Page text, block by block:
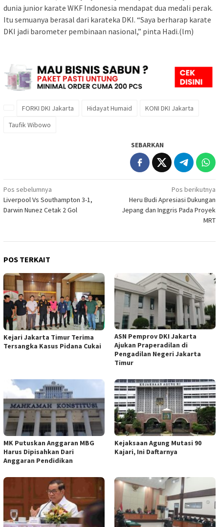
dunia junior karate WKF Indonesia mendapat dua medali perak.
Itu semuanya berasal dari karateka DKI. “Saya berharap karate
DKI jadi barometer pembinaan nasional,” pinta Hadi.(lm)
FORKI DKI Jakarta Hidayat Humaid
KONI DKI Jakarta
Taufik Wibowo
SEBARKAN
Navigasi
pos
Pos sebelumnya
Liverpool Vs Southampton 3-1,
Darwin Nunez Cetak 2 Gol
Pos berikutnya
Heru Budi Apresiasi Dukungan
Jepang dan Inggris Pada Proyek
MRT
POS TERKAIT
Kejari Jakarta Timur Terima
Tersangka Kasus Pidana Cukai
ASN Pemprov DKI Jakarta
Ajukan Praperadilan di
Pengadilan Negeri Jakarta
Timur
MK Putuskan Anggaran MBG
Harus Dipisahkan Dari
Anggaran Pendidikan
Kejaksaan Agung Mutasi 90
Kajari, Ini Daftarnya